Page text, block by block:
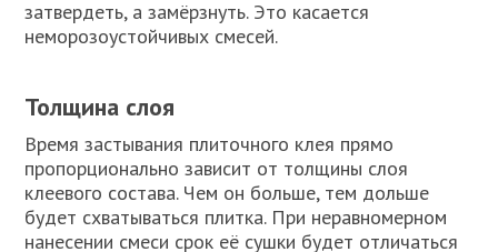
затвердеть, а замёрзнуть. Это касается
неморозоустойчивых смесей.
Толщина слоя
Время застывания плиточного клея прямо
пропорционально зависит от толщины слоя
клеевого состава. Чем он больше, тем дольше
будет схватываться плитка. При неравномерном
нанесении смеси срок её сушки будет отличаться